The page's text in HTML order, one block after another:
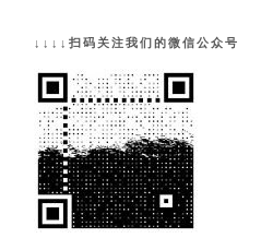
↓↓↓↓扫码关注我们的微信公众号